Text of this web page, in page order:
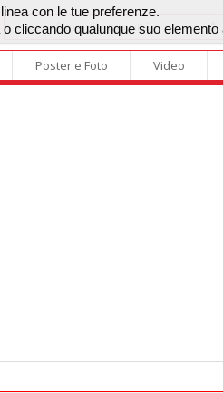
Poster e Foto Video
con le tue preferenze.
cliccando qualunque suo